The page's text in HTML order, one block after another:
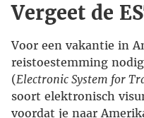
Vergeet de
Voor een vakantie in
reistoestemming
(Electronic System for
soort elektronisch
voordat je naar